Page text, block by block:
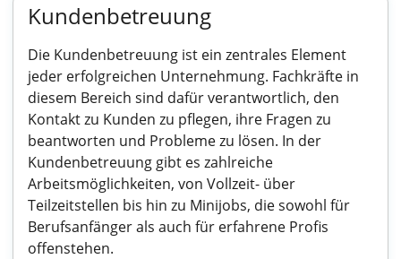
Kundenbetreuung
Die Kundenbetreuung ist ein zentrales Element
jeder erfolgreichen Unternehmung. Fachkräfte in
diesem Bereich sind dafür verantwortlich, den
Kontakt zu Kunden zu pflegen, ihre Fragen zu
beantworten und Probleme zu lösen. In der
Kundenbetreuung gibt es zahlreiche
Arbeitsmöglichkeiten, von Vollzeit- über
Teilzeitstellen bis hin zu Minijobs, die sowohl für
Berufsanfänger als auch für erfahrene Profis
offenstehen.